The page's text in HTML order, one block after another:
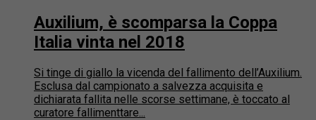
Auxilium, è scomparsa la Coppa
Italia vinta nel 2018
Si tinge di giallo la vicenda del fallimento dell’Auxilium.
Esclusa dal campionato a salvezza acquisita e
dichiarata fallita nelle scorse settimane, è toccato al
curatore fallimenttare...